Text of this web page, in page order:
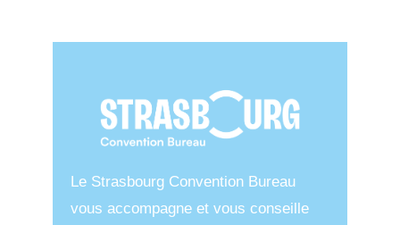
Le Strasbourg Convention Bureau
vous accompagne et vous conseille